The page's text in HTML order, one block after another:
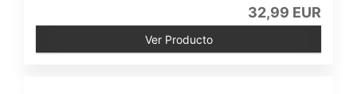
32,99 EUR
Ver Producto